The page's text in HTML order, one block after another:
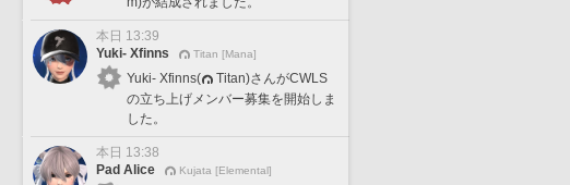
本日 13:39
Yuki- Xfinns
Titan [Mana]
Yuki- Xfinns(
Titan)さんがCWLS
の立ち上げメンバー募集を開始しま
した。
本日 13:38
Pad Alice
Kujata [Elemental]